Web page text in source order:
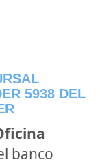
5938 DEL
banco